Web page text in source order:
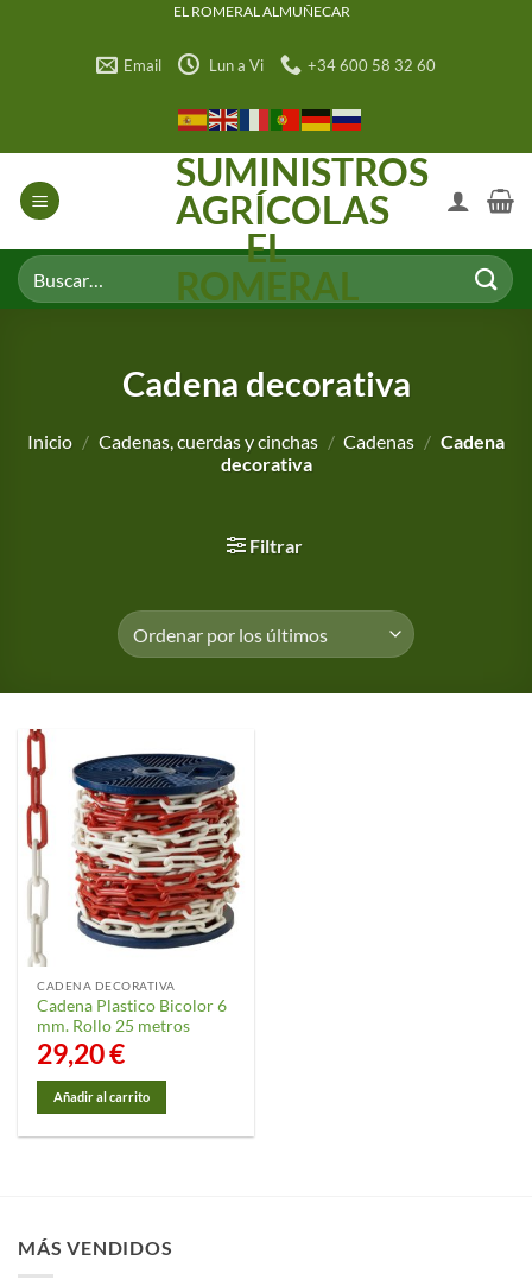
EL ROMERAL ALMUÑECAR
Email Lun a Vi +34 600 58 32 60
SUMINISTROS
AGRÍCOLAS
EL
ROMERAL
Buscar
por:
Cadena decorativa
Inicio / Cadenas, cuerdas y cinchas / Cadenas / Cadena
decorativa
Filtrar
CADENA DECORATIVA
Cadena Plastico Bicolor 6
mm. Rollo 25 metros
29,20€
Añadir al carrito
MÁS VENDIDOS